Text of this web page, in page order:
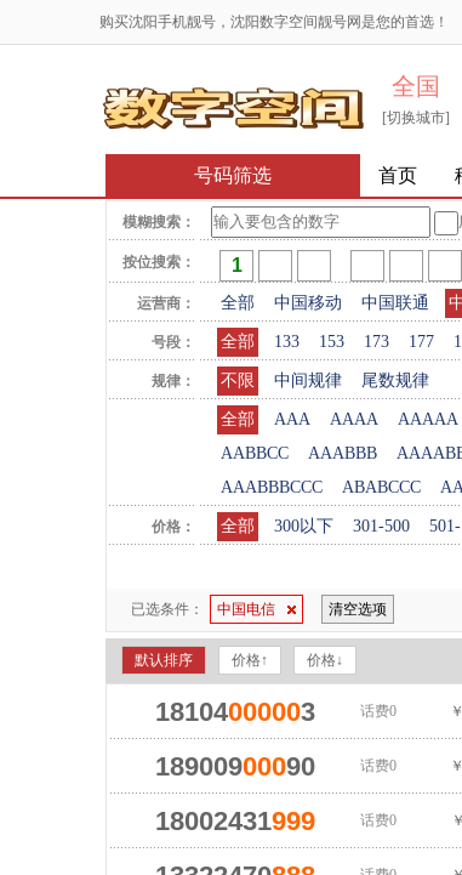
购买沈阳手机靓号，沈阳数字空间靓号网是您的首选！
全国
[切换城市]
号码筛选 首页
模糊搜索：
按位搜索：
运营商： 全部 中国移动 中国联通
号段： 全部 133 153 173 177
规律： 不限 中间规律 尾数规律
全部 AAA AAAA AAAAA
AABBCC
AAABBB
AAABBBCCC
ABABCCC
价格： 全部 300以下 301-500
已选条件： 中国电信 清空选项
默认排序 价格↑ 价格↓
18104000003 话费0
18900900090 话费0
18002431999 话费0